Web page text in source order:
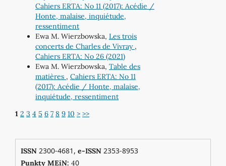
Cahiers ERTA: No 11 (2017): Acédie /
Honte, malaise, inquiétude,
ressentiment
Ewa M. Wierzbowska, Les trois
concerts de Charles de Vivray ,
Cahiers ERTA: No 26 (2021)
Ewa M. Wierzbowska, Table des
matières , Cahiers ERTA: No 11
(2017): Acédie / Honte, malaise,
inquiétude, ressentiment
1 2 3 4 5 6 7 8 9 10 > >>
ISSN2300-4681, e-ISSN2353-8953
Punkty MEiN: 40